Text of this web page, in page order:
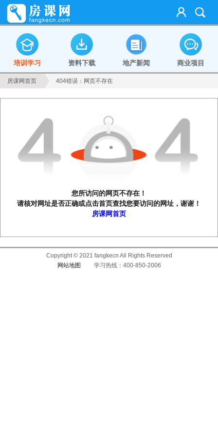
培训学习 资料下载 地产新闻 商业项目
房课网首页 404错误：网页不存在
您所访问的网页不存在！
请核对网址是否正确或点击首页查找您要访问的网址，谢谢！
房课网首页
Copyright © 2021 fangkecn All Rights Reserved
网站地图
学习热线：400-850-2006